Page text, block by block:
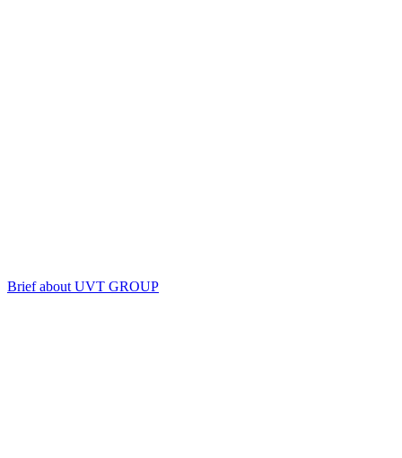
Brief about UVT GROUP